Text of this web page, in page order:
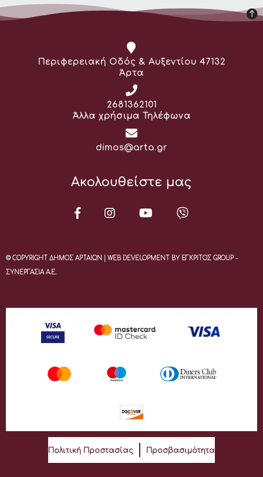
Διεύθυνση:
Περιφερειακή Οδός & Αυξεντίου 47132
Άρτα
Τηλέφωνο:
2681362101
Άλλα χρήσιμα Τηλέφωνα
Email:
dimos@arta.gr
Ακολουθείστε μας
© COPYRIGHT ΔΗΜΟΣ ΑΡΤΑΙΩΝ | WEB DEVELOPMENT BY ΕΓΚΡΙΤΟΣ GROUP -
ΣΥΝΕΡΓΑΣΙΑ Α.Ε.
Πολιτική Προστασίας Προσβασιμότητα